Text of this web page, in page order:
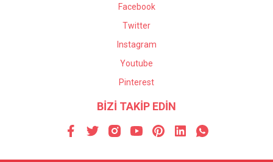
Facebook
Twitter
Instagram
Youtube
Pinterest
BİZİ TAKİP EDİN